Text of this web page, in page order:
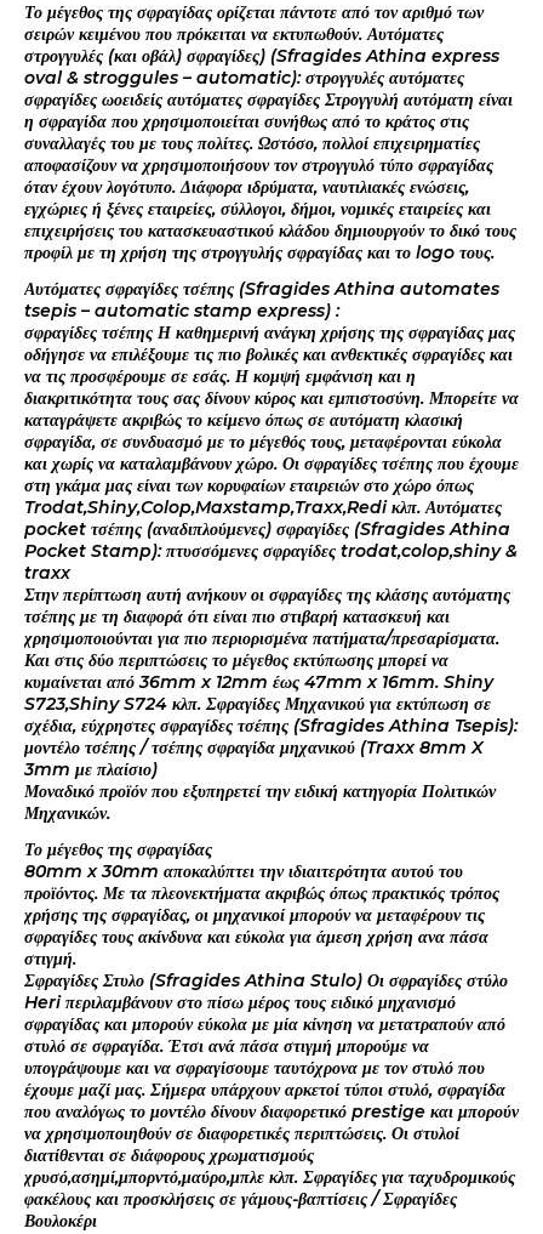
Το μέγεθος της σφραγίδας ορίζεται πάντοτε από τον αριθμό των
σειρών κειμένου που πρόκειται να εκτυπωθούν. Αυτόματες
στρογγυλές (και οβάλ) σφραγίδες) (Sfragides Athina express
oval & stroggules – automatic): στρογγυλές αυτόματες
σφραγίδες ωοειδείς αυτόματες σφραγίδες Στρογγυλή αυτόματη είναι
η σφραγίδα που χρησιμοποιείται συνήθως από το κράτος στις
συναλλαγές του με τους πολίτες. Ωστόσο, πολλοί επιχειρηματίες
αποφασίζουν να χρησιμοποιήσουν τον στρογγυλό τύπο σφραγίδας
όταν έχουν λογότυπο. Διάφορα ιδρύματα, ναυτιλιακές ενώσεις,
εγχώριες ή ξένες εταιρείες, σύλλογοι, δήμοι, νομικές εταιρείες και
επιχειρήσεις του κατασκευαστικού κλάδου δημιουργούν το δικό τους
προφίλ με τη χρήση της στρογγυλής σφραγίδας και το logo τους.
Αυτόματες σφραγίδες τσέπης (Sfragides Athina automates
tsepis – automatic stamp express) :
σφραγίδες τσέπης Η καθημερινή ανάγκη χρήσης της σφραγίδας μας
οδήγησε να επιλέξουμε τις πιο βολικές και ανθεκτικές σφραγίδες και
να τις προσφέρουμε σε εσάς. Η κομψή εμφάνιση και η
διακριτικότητα τους σας δίνουν κύρος και εμπιστοσύνη. Μπορείτε να
καταγράψετε ακριβώς το κείμενο όπως σε αυτόματη κλασική
σφραγίδα, σε συνδυασμό με το μέγεθός τους, μεταφέρονται εύκολα
και χωρίς να καταλαμβάνουν χώρο. Οι σφραγίδες τσέπης που έχουμε
στη γκάμα μας είναι των κορυφαίων εταιρειών στο χώρο όπως
Trodat,Shiny,Colop,Maxstamp,Traxx,Redi κλπ. Αυτόματες
pocket τσέπης (αναδιπλούμενες) σφραγίδες (Sfragides Athina
Pocket Stamp): πτυσσόμενες σφραγίδες trodat,colop,shiny &
traxx
Στην περίπτωση αυτή ανήκουν οι σφραγίδες της κλάσης αυτόματης
τσέπης με τη διαφορά ότι είναι πιο στιβαρή κατασκευή και
χρησιμοποιούνται για πιο περιορισμένα πατήματα/πρεσαρίσματα.
Και στις δύο περιπτώσεις το μέγεθος εκτύπωσης μπορεί να
κυμαίνεται από 36mm x 12mm έως 47mm x 16mm. Shiny
S723,Shiny S724 κλπ. Σφραγίδες Μηχανικού για εκτύπωση σε
σχέδια, εύχρηστες σφραγίδες τσέπης (Sfragides Athina Tsepis):
μοντέλο τσέπης / τσέπης σφραγίδα μηχανικού (Traxx 8mm X
3mm με πλαίσιο)
Μοναδικό προϊόν που εξυπηρετεί την ειδική κατηγορία Πολιτικών
Μηχανικών.
Το μέγεθος της σφραγίδας
80mm x 30mm αποκαλύπτει την ιδιαιτερότητα αυτού του
προϊόντος. Με τα πλεονεκτήματα ακριβώς όπως πρακτικός τρόπος
χρήσης της σφραγίδας, οι μηχανικοί μπορούν να μεταφέρουν τις
σφραγίδες τους ακίνδυνα και εύκολα για άμεση χρήση ανα πάσα
στιγμή.
Σφραγίδες Στυλο (Sfragides Athina Stulo) Οι σφραγίδες στύλο
Heri περιλαμβάνουν στο πίσω μέρος τους ειδικό μηχανισμό
σφραγίδας και μπορούν εύκολα με μία κίνηση να μετατραπούν από
στυλό σε σφραγίδα. Έτσι ανά πάσα στιγμή μπορούμε να
υπογράψουμε και να σφραγίσουμε ταυτόχρονα με τον στυλό που
έχουμε μαζί μας. Σήμερα υπάρχουν αρκετοί τύποι στυλό, σφραγίδα
που αναλόγως το μοντέλο δίνουν διαφορετικό prestige και μπορούν
να χρησιμοποιηθούν σε διαφορετικές περιπτώσεις. Οι στυλοί
διατίθενται σε διάφορους χρωματισμούς
χρυσό,ασημί,μπορντό,μαύρο,μπλε κλπ. Σφραγίδες για ταχυδρομικούς
φακέλους και προσκλήσεις σε γάμους-βαπτίσεις / Σφραγίδες
Βουλοκέρι